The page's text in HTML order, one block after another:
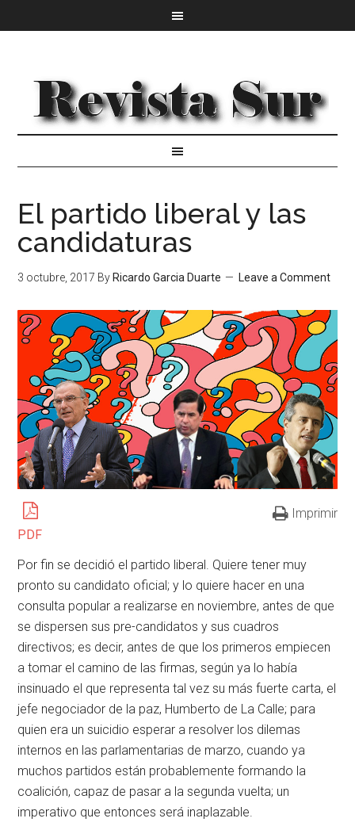
El partido liberal y las
candidaturas
3 octubre, 2017 By Ricardo Garcia Duarte Leave a Comment
PDF
Imprimir
Por fin se decidió el partido liberal. Quiere tener muy
pronto su candidato oficial; y lo quiere hacer en una
consulta popular a realizarse en noviembre, antes de que
se dispersen sus pre-candidatos y sus cuadros
directivos; es decir, antes de que los primeros empiecen
a tomar el camino de las firmas, según ya lo había
insinuado el que representa tal vez su más fuerte carta, el
jefe negociador de la paz, Humberto de La Calle; para
quien era un suicidio esperar a resolver los dilemas
internos en las parlamentarias de marzo, cuando ya
muchos partidos están probablemente formando la
coalición, capaz de pasar a la segunda vuelta; un
imperativo que entonces será inaplazable.